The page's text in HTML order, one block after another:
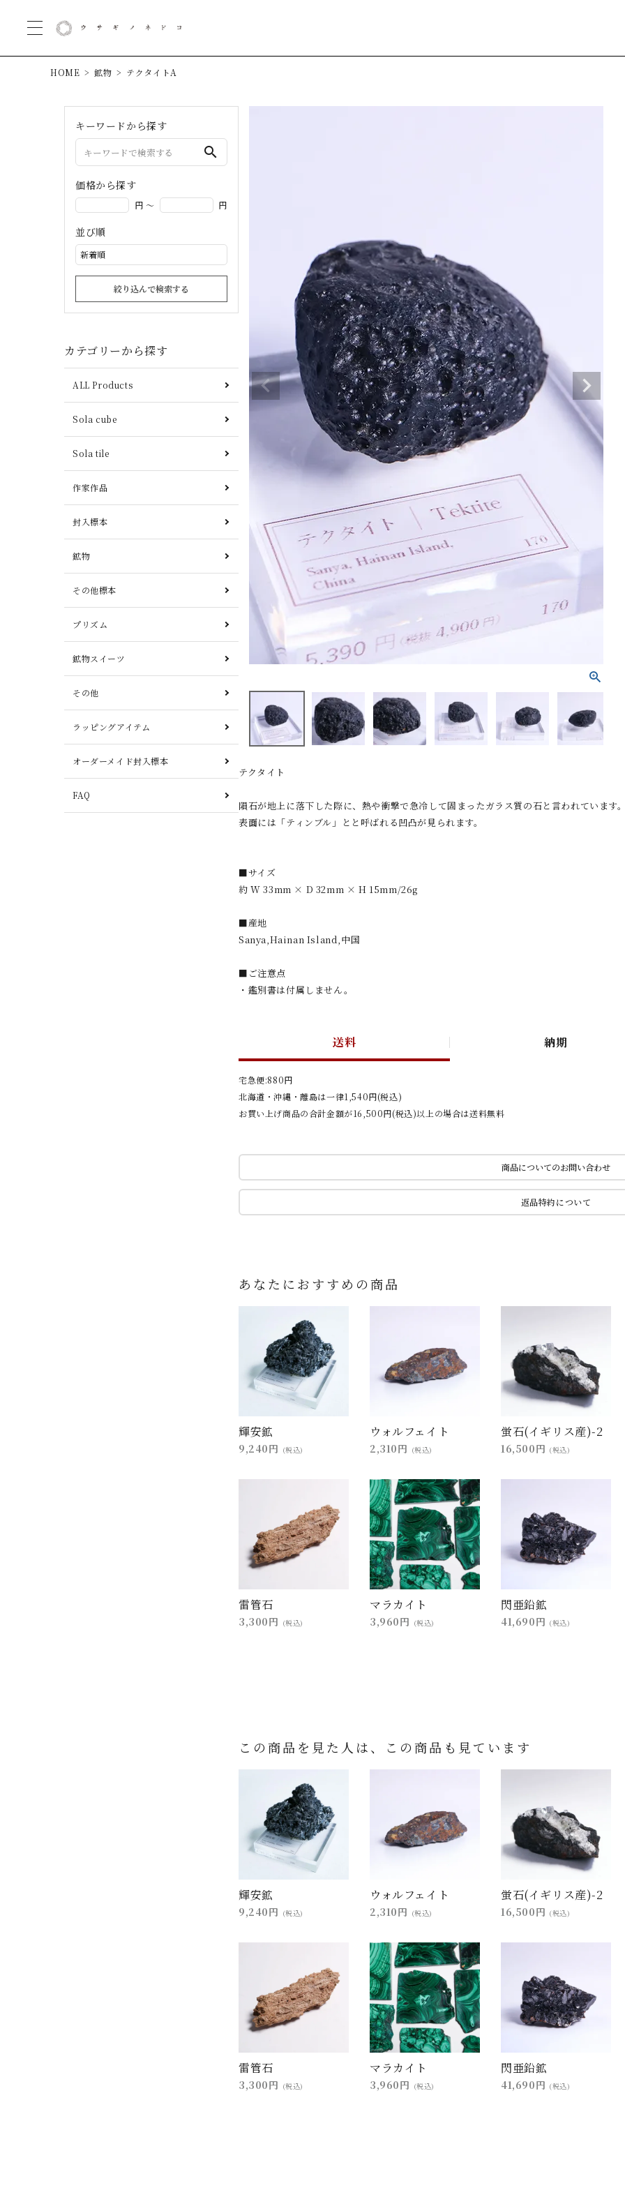
HOME 鉱物 テクタイトA
キーワードから探す
search
価格から探す
円 ～ 円
並び順
絞り込んで検索する
カテゴリーから探す
ALL Products
Sola cube
Sola tile
作家作品
封入標本
鉱物
その他標本
プリズム
鉱物スイーツ
その他
ラッピングアイテム
オーダーメイド封入標本
FAQ
テクタイト
隕石が地上に落下した際に、熱や衝撃で急冷して固まったガラス質の石と言われています
表面には「ティンブル」とと呼ばれる凹凸が見られます。
■サイズ
約 W 33mm × D 32mm × H 15mm/26g
■産地
Sanya,Hainan Island,中国
■ご注意点
・鑑別書は付属しません。
送料 納期
宅急便:880円
北海道・沖縄・離島は一律1,540円(税込)
お買い上げ商品の合計金額が16,500円(税込)以上の場合は送料無料
商品についてのお問い合わせ
返品特約について
あなたにおすすめの商品
輝安鉱
9,240円 (税込)
ウォルフェイト
2,310円 (税込)
蛍石(イギリス産)-2
16,500円 (税込)
雷管石
3,300円 (税込)
マラカイト
3,960円 (税込)
閃亜鉛鉱
41,690円 (税込)
この商品を見た人は、この商品も見ています
輝安鉱
9,240円 (税込)
ウォルフェイト
2,310円 (税込)
蛍石(イギリス産)-2
16,500円 (税込)
雷管石
3,300円 (税込)
マラカイト
3,960円 (税込)
閃亜鉛鉱
41,690円 (税込)